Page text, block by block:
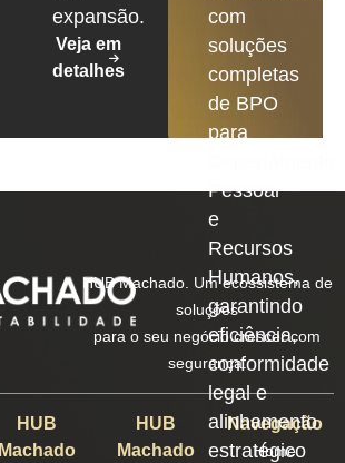
expansão.
Veja em
detalhes
com
soluções
completas
de BPO
para
Pessoal
e
Recursos
Humanos,
garantindo
eficiência,
conformidade
legal e
alinhamento
estratégico
HUB Machado. Um ecossistema de
soluções
para o seu negócio crescer com
segurança.
HUB
Machado
HUB
Machado
Navegação
Home